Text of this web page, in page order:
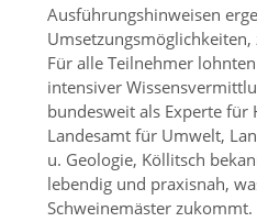
Ausführungshinweisen
Umsetzungsmöglichkeiten,
Für alle Teilnehmer
intensiver
bundesweit als Experte für
Landesamt für Umwelt,
u. Geologie, Köllitsch
lebendig und praxisnah,
Schweinemäster